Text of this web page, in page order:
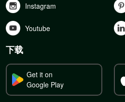
Instagram
Youtube
下载
Get it on
Google Play